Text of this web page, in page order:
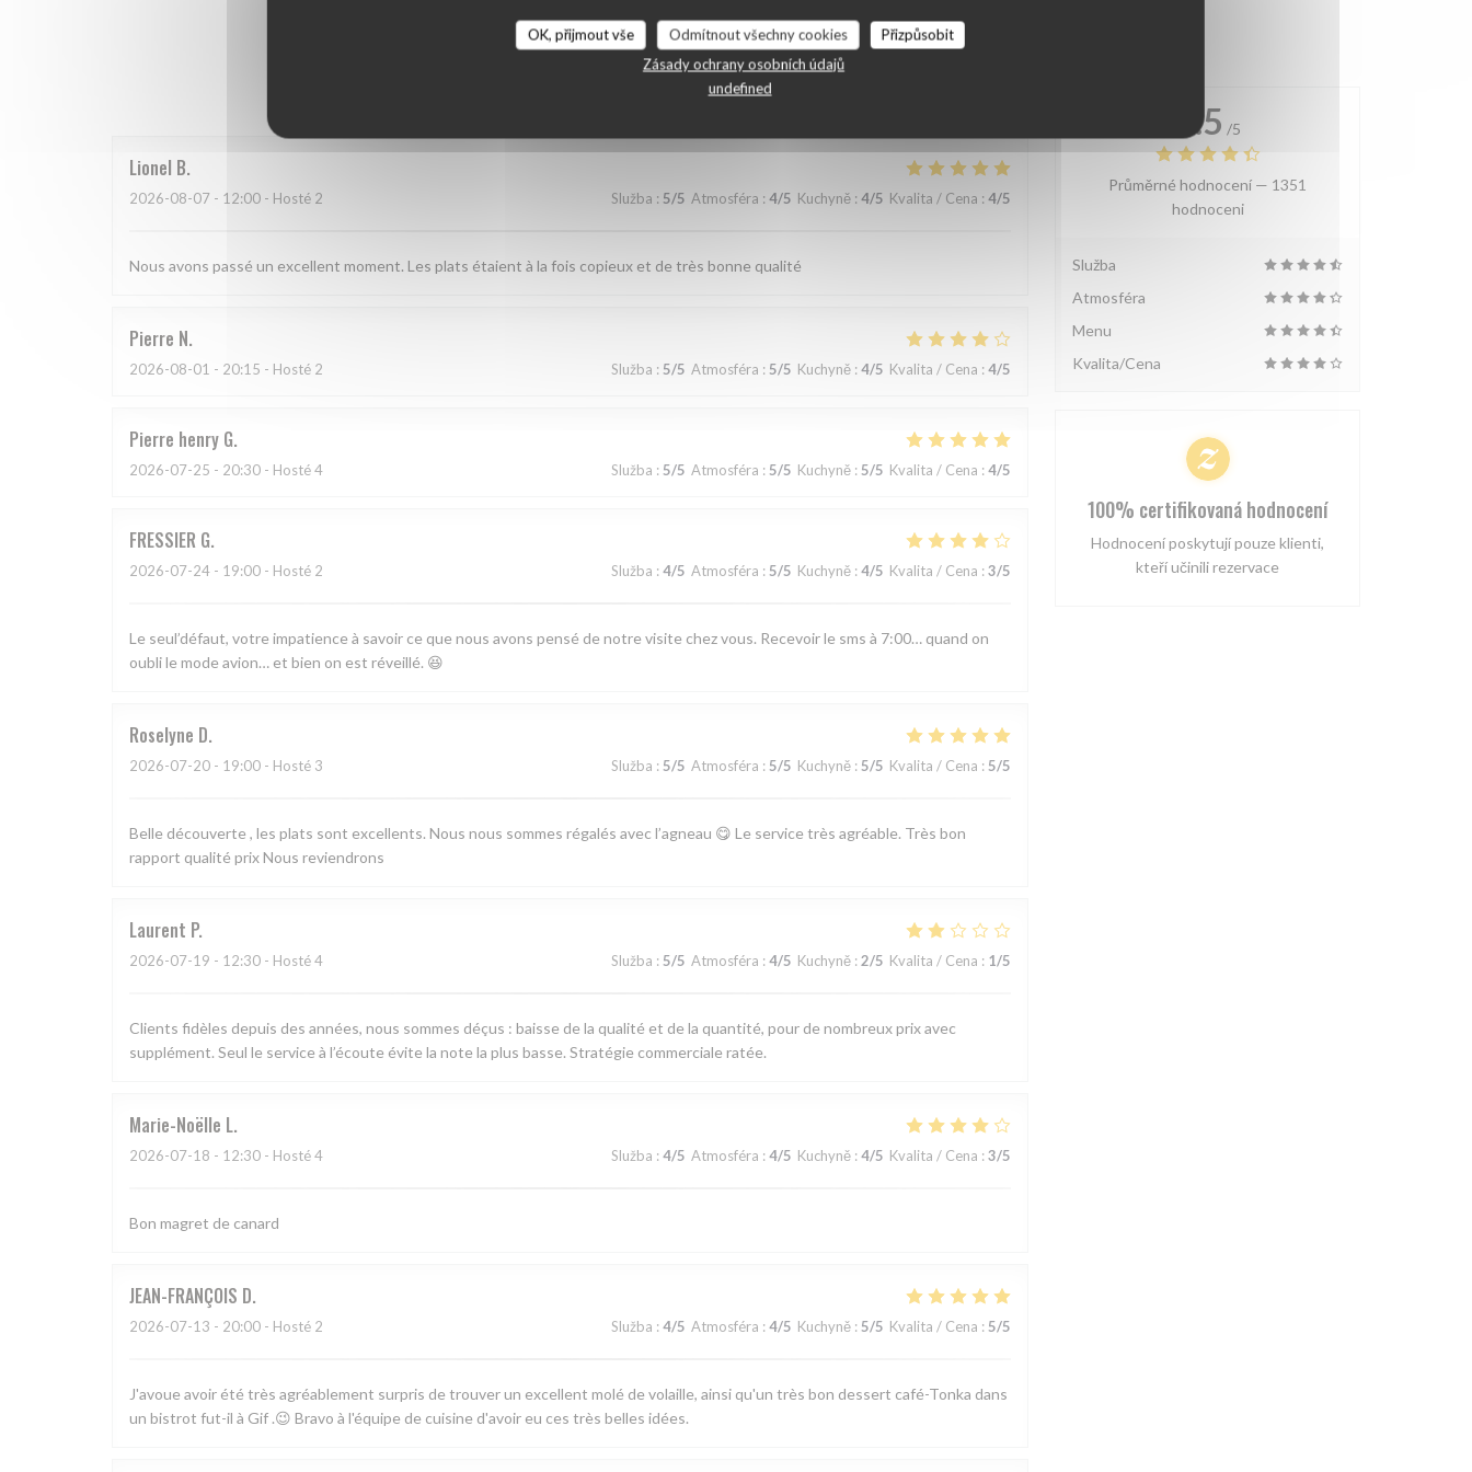
OK, přijmout vše Odmítnout všechny cookies
Přizpůsobit
Zásady ochrany osobních údajů
undefined
Hodnocení našich zákazníků
Lionel B
2026-08-07 - 12:00 - Hosté 2 Služba : 5/5 Atmosféra : 4/5 Kuchyně : 4/5 Kvalita / Cena : 4/5
Nous avons passé un excellent moment. Les plats étaient à la fois copieux et de très bonne qualité
Pierre N
2026-08-01 - 20:15 - Hosté 2 Služba :5/5 Atmosféra : 5/5 Kuchyně :4/5 Kvalita / Cena :4/5
Pierre henry G
2026-07-25 - 20:30 - Hosté 4 Služba : 5/5 Atmosféra : 5/5 Kuchyně : 5/5 Kvalita / Cena : 4/5
FRESSIER G
2026-07-24 - 19:00 - Hosté 2 Služba : 4/5 Atmosféra : 5/5 Kuchyně : 4/5 Kvalita / Cena : 3/5
Le seul’défaut, votre impatience à savoir ce que nous avons pensé de notre visite chez vous. Recevoir le sms à 7:00… quand on
oubli le mode avion… et bien on est réveillé. 😆
Roselyne D
2026-07-20 - 19:00 - Hosté 3 Služba : 5/5 Atmosféra : 5/5 Kuchyně : 5/5 Kvalita / Cena : 5/5
Belle découverte , les plats sont excellents. Nous nous sommes régalés avec l’agneau 😋 Le service très agréable. Très bon
rapport qualité prix Nous reviendrons
Laurent P
2026-07-19 - 12:30 - Hosté 4 Služba : 5/5 Atmosféra : 4/5 Kuchyně : 2/5 Kvalita / Cena : 1/5
Clients fidèles depuis des années, nous sommes déçus : baisse de la qualité et de la quantité, pour de nombreux prix avec
supplément. Seul le service à l’écoute évite la note la plus basse. Stratégie commerciale ratée.
Marie-Noëlle L
2026-07-18 - 12:30 - Hosté 4 Služba : 4/5 Atmosféra : 4/5 Kuchyně : 4/5 Kvalita / Cena : 3/5
Bon magret de canard
JEAN-FRANÇOIS D
2026-07-13 - 20:00 - Hosté 2 Služba : 4/5 Atmosféra : 4/5 Kuchyně : 5/5 Kvalita / Cena : 5/5
J'avoue avoir été très agréablement surpris de trouver un excellent molé de volaille, ainsi qu'un très bon dessert café-Tonka dans
un bistrot fut-il à Gif .😉 Bravo à l'équipe de cuisine d'avoir eu ces très belles idées.
4.5 /5
Průměrné hodnocení — 1351
hodnoceni
Služba
Atmosféra
Menu
Kvalita/Cena
100% certifikovaná hodnocení
Hodnocení poskytují pouze klienti,
kteří učinili rezervace